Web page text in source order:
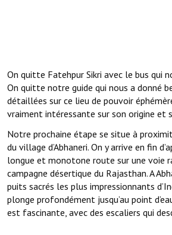
On quitte Fatehpur Sikri avec le bus qui
On quitte notre guide qui nous a donné
détaillées sur ce lieu de pouvoir
vraiment intéressante sur son origine et
Notre prochaine étape se situe à
du village d’Abhaneri. On y arrive en fin
longue et monotone route sur une voie
campagne désertique du Rajasthan. A
puits sacrés les plus impressionnants
plonge profondément jusqu’au point
est fascinante, avec des escaliers qui